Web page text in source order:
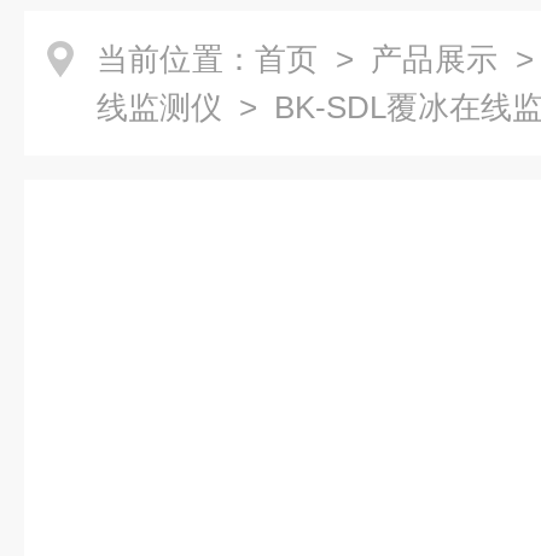
当前位置： 首页 > 产品展示
线监测仪 > BK-SDL覆冰在线